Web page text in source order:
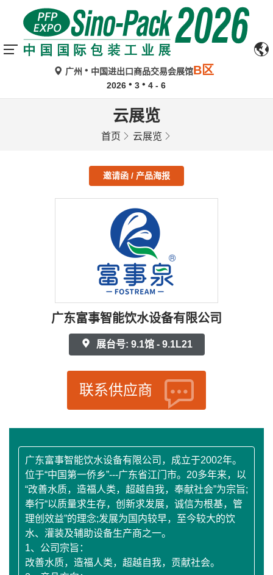
广州 中国进出口商品交易会展馆B区
2026 3 4 - 6
云展览
首页 云展览
邀请函 / 产品海报
广东富事智能饮水设备有限公司
展台号: 9.1馆 - 9.1L21
联系供应商
广东富事智能饮水设备有限公司，成立于2002年。
位于“中国第一侨乡”---广东省江门市。20多年来，以
“改善水质，造福人类，超越自我，奉献社会”为宗旨;
奉行“以质量求生存，创新求发展，诚信为根基，管
理创效益”的理念;发展为国内较早，至今较大的饮
水、灌装及辅助设备生产商之一。
1、公司宗旨：
改善水质，造福人类，超越自我，贡献社会。